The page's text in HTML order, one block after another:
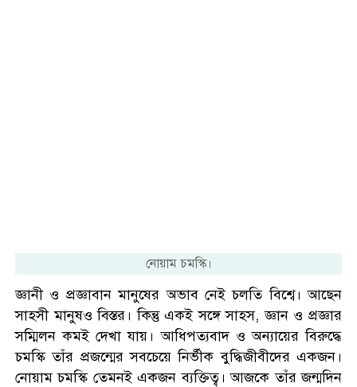
নোয়াম চমস্কি।
জ্ঞানী ও প্রজ্ঞাবান মানুষের অভাব নেই চলতি বিশ্বে। আছেন
সাহসী মানুষও বিস্তর। কিন্তু একই সঙ্গে সাহস, জ্ঞান ও প্রজ্ঞার
সম্মিলন কমই দেখা যায়। আধিপত্যবাদ ও অন্যায়ের বিরুদ্ধে
চমস্কি তাঁর প্রজন্মের সবচেয়ে নির্ভীক বুদ্ধিজীবীদের একজন।
নোয়াম চমস্কি তেমনই একজন ব্যক্তিত্ব। আজকে তাঁর জন্মদিন